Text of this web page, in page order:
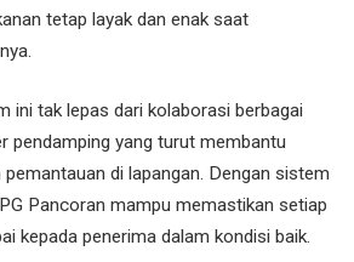
tetap layak dan enak saat
ini tak lepas dari kolaborasi berbagai
pendamping yang turut membantu
di lapangan. Dengan sistem
Pancoran mampu memastikan setiap
kepada penerima dalam kondisi baik.